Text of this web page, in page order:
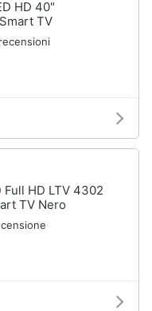
HD 40"
TV
Full HD LTV 4302
TV Nero